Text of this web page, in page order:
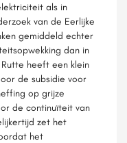
als in
van de Eerlijke
gemiddeld echter
dan in
heeft een klein
de subsidie voor
op grijze
de continuïteit van
zet het
het